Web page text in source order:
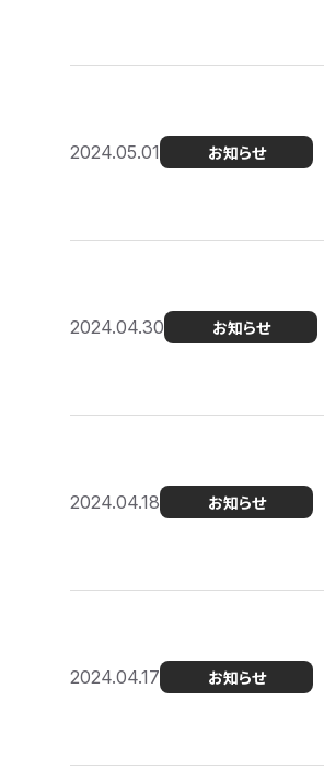
2024.05.01 お知らせ
2024.04.30 お知らせ
2024.04.18 お知らせ
2024.04.17 お知らせ